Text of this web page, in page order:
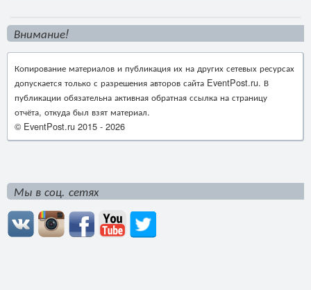
Внимание!
Копирование материалов и публикация их на других сетевых ресурсах
допускается только с разрешения авторов сайта EventPost.ru. В
публикации обязательна активная обратная ссылка на страницу
отчёта, откуда был взят материал.
© EventPost.ru 2015 - 2026
Мы в соц. сетях